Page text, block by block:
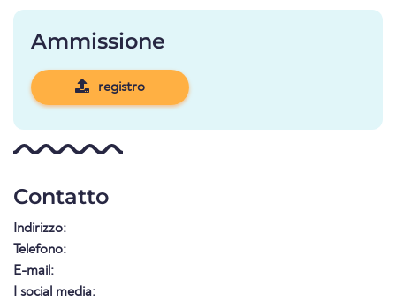
Ammissione
registro
Contatto
Indirizzo:
Telefono:
E-mail:
I social media: